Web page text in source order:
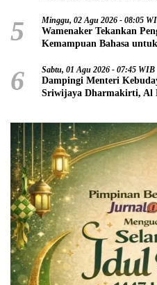
5 Minggu, 02 Agu 2026 - 08:05
Wamenaker Tekankan
Kemampuan Bahasa
6 Sabtu, 01 Agu 2026 - 07:45 WIB
Dampingi Menteri
Sriwijaya Dharmakirti, Al